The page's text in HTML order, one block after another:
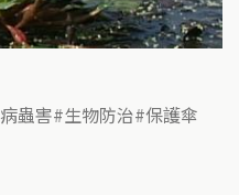
病蟲害 生物防治 保護傘